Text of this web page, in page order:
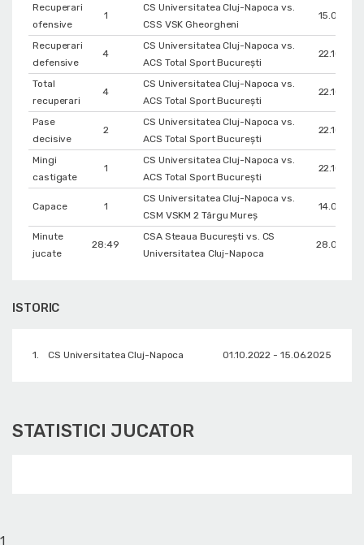
Recuperari
ofensive
1
CS Universitatea Cluj-Napoca vs.
CSS VSK Gheorgheni
Recuperari
defensive
4
CS Universitatea Cluj-Napoca vs.
ACS Total Sport București
Total
recuperari
4
CS Universitatea Cluj-Napoca vs.
ACS Total Sport București
Pase
decisive
2
CS Universitatea Cluj-Napoca vs.
ACS Total Sport București
Mingi
castigate
1
CS Universitatea Cluj-Napoca vs.
ACS Total Sport București
Capace 1
CS Universitatea Cluj-Napoca vs.
CSM VSKM 2 Târgu Mureș
Minute
jucate
28:49
CSA Steaua București vs. CS
Universitatea Cluj-Napoca
ISTORIC
1. CS Universitatea Cluj-Napoca 01.10.2022 - 15.06.2025
STATISTICI JUCATOR
1